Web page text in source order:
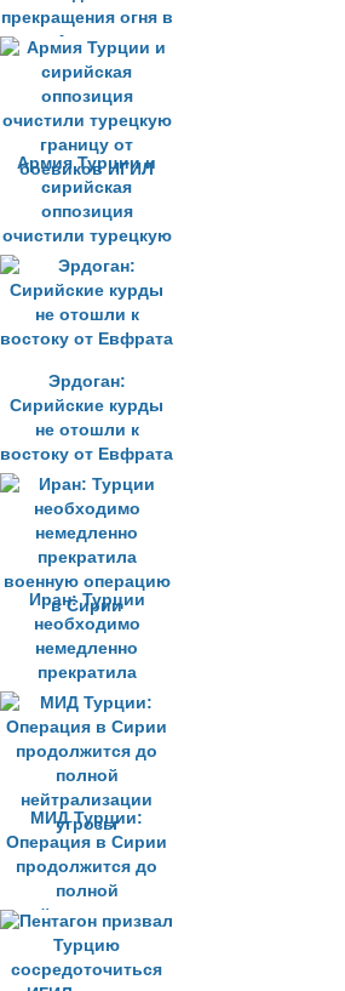
прекращения огня в
Алеппо
Армия Турции и
сирийская
оппозиция
очистили турецкую
границу от
боевиков ИГИЛ
Эрдоган:
Сирийские курды
не отошли к
востоку от Евфрата
Иран: Турции
необходимо
немедленно
прекратила
военную операцию
в Сирии
МИД Турции:
Операция в Сирии
продолжится до
полной
нейтрализации
угрозы